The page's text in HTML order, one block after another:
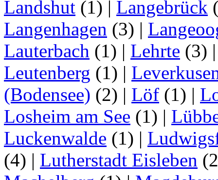
Landshut (1) | Langebrück
Langenhagen (3) |
Lauterbach (1) | Lehrte (3)
Leutenberg (1) |
(Bodensee) (2) | Löf (1) |
Losheim am See (1) |
Luckenwalde (1) |
(4) | Lutherstadt Eisleben